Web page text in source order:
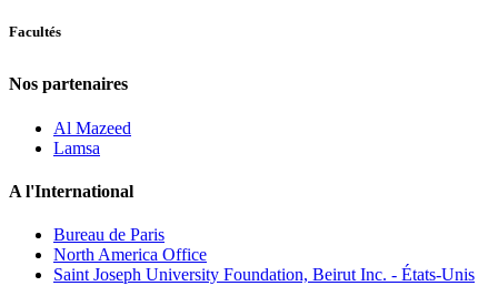
Facultés
Nos partenaires
Al Mazeed
Lamsa
A l'International
Bureau de Paris
North America Office
Saint Joseph University Foundation, Beirut Inc. - États-Unis